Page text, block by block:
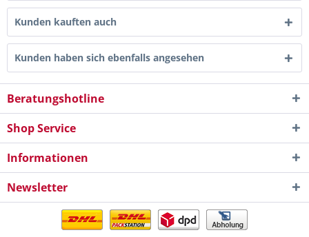
Kunden kauften auch
Kunden haben sich ebenfalls angesehen
Beratungshotline
Shop Service
Informationen
Newsletter